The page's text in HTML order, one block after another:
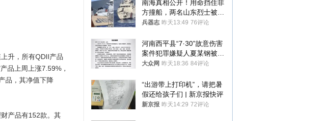
升，所有QDII产品
品上周上涨7.59%，
品，其净值下降
产品有152款。其
南海真相公开！用命挡住菲
方撞船，两名山东烈士被授
武警最高荣誉
兵器志 昨天13:49 76评论
河南西平县“7·30”故意伤害
案件犯罪嫌疑人夏某钢被抓
获
大众网 昨天18:36 84评论
“出游带上打印机”，请把暑
假还给孩子们 | 新京报快评
新京报 昨天14:29 72评论